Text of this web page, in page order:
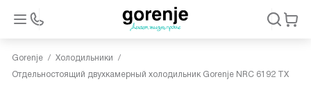
Gorenje
Холодильники
Отдельностоящий двухкамерный холодильник Gorenje NRC 6192 TX